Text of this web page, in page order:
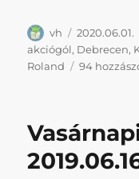
Szerző
vh Közzétéve
2020.06.01.
akciógól, Debrecen,
Roland
94